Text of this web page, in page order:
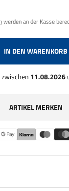
werden an der Kasse
IN DEN WARENKORB
11.08.2026
ARTIKEL MERKEN